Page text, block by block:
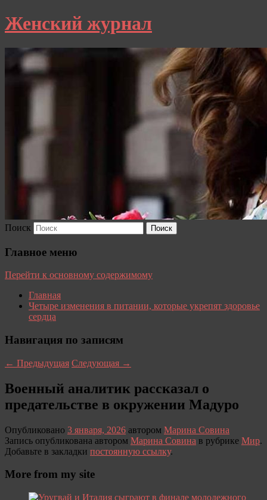
Женский журнал
Поиск
Главное меню
Перейти к основному содержимому
Главная
Четыре изменения в питании, которые укрепят здоровье
сердца
Навигация по записям
← Предыдущая Следующая →
Военный аналитик рассказал о
предательстве в окружении Мадуро
Опубликовано 3 января, 2026 автором Марина Совина
Запись опубликована автором Марина Совина в рубрике Мир.
Добавьте в закладки постоянную ссылку.
More from my site